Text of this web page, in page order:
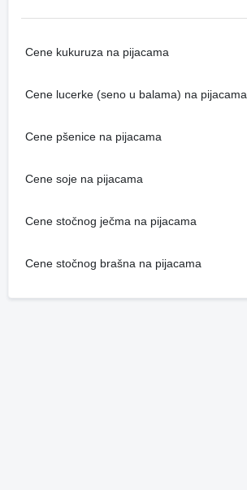
Cene kukuruza na pijacama
Cene lucerke (seno u balama) na pijacama
Cene pšenice na pijacama
Cene soje na pijacama
Cene stočnog ječma na pijacama
Cene stočnog brašna na pijacama